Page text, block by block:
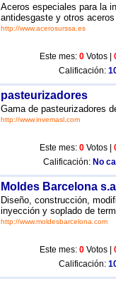
Aceros especiales para la
antidesgaste y otros
http://www.acerosurssa.es
Este mes: 0 Votos |
Calificación:
pasteurizadores
Gama de pasteurizadores
http://www.invemasl.com
Este mes: 0 Votos |
Calificación: No
Moldes Barcelona
Diseño, construcción,
inyección y soplado de
http://www.moldesbarcelona.com
Este mes: 0 Votos |
Calificación: